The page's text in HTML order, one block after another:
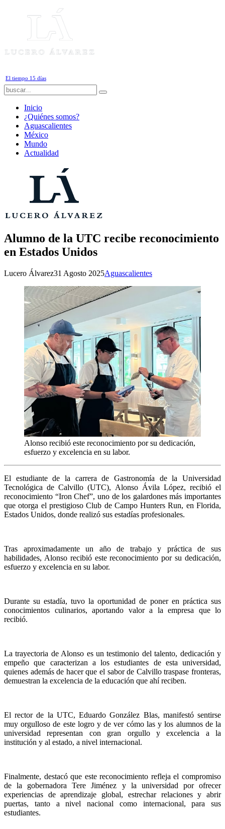
El tiempo 15 días
Inicio
¿Quiénes somos?
Aguascalientes
México
Mundo
Actualidad
Alumno de la UTC recibe reconocimiento
en Estados Unidos
Lucero Álvarez31 Agosto 2025Aguascalientes
Alonso recibió este reconocimiento por su dedicación,
esfuerzo y excelencia en su labor.
El estudiante de la carrera de Gastronomía de la Universidad
Tecnológica de Calvillo (UTC), Alonso Ávila López, recibió el
reconocimiento “Iron Chef”, uno de los galardones más importantes
que otorga el prestigioso Club de Campo Hunters Run, en Florida,
Estados Unidos, donde realizó sus estadías profesionales.
Tras aproximadamente un año de trabajo y práctica de sus
habilidades, Alonso recibió este reconocimiento por su dedicación,
esfuerzo y excelencia en su labor.
Durante su estadía, tuvo la oportunidad de poner en práctica sus
conocimientos culinarios, aportando valor a la empresa que lo
recibió.
La trayectoria de Alonso es un testimonio del talento, dedicación y
empeño que caracterizan a los estudiantes de esta universidad,
quienes además de hacer que el sabor de Calvillo traspase fronteras,
demuestran la excelencia de la educación que ahí reciben.
El rector de la UTC, Eduardo González Blas, manifestó sentirse
muy orgulloso de este logro y de ver cómo las y los alumnos de la
universidad representan con gran orgullo y excelencia a la
institución y al estado, a nivel internacional.
Finalmente, destacó que este reconocimiento refleja el compromiso
de la gobernadora Tere Jiménez y la universidad por ofrecer
experiencias de aprendizaje global, estrechar relaciones y abrir
puertas, tanto a nivel nacional como internacional, para sus
estudiantes.